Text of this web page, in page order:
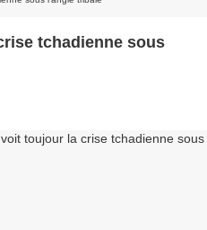
tchadienne sous